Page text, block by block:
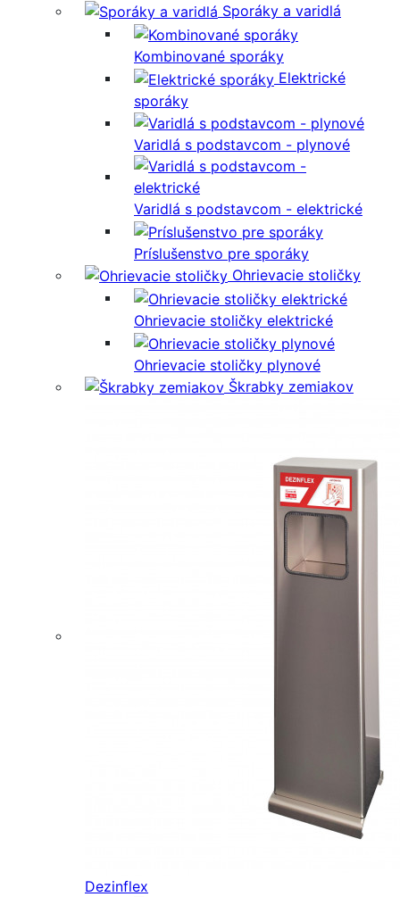
Sporáky a varidlá
Kombinované sporáky
Elektrické
sporáky
Varidlá s podstavcom - plynové
Varidlá s podstavcom - elektrické
Príslušenstvo pre sporáky
Ohrievacie stoličky
Ohrievacie stoličky elektrické
Ohrievacie stoličky plynové
Škrabky zemiakov
Dezinflex